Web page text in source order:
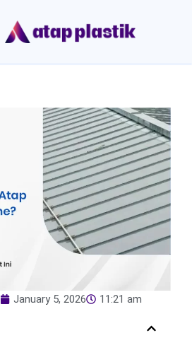
January 5, 2026 11:21 am